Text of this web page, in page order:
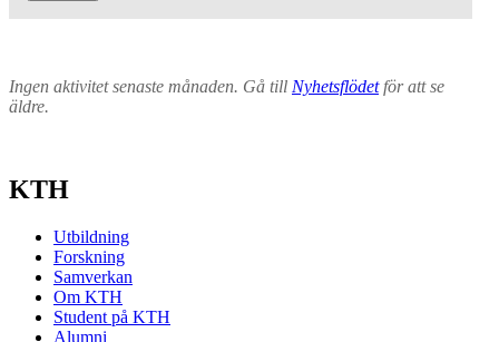
Ingen aktivitet senaste månaden. Gå till Nyhetsflödetför att se
äldre.
KTH
Utbildning
Forskning
Samverkan
Om KTH
Student på KTH
Alumni